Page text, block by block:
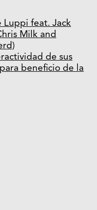
Luppi feat. Jack
Milk and
de sus
beneficio de la